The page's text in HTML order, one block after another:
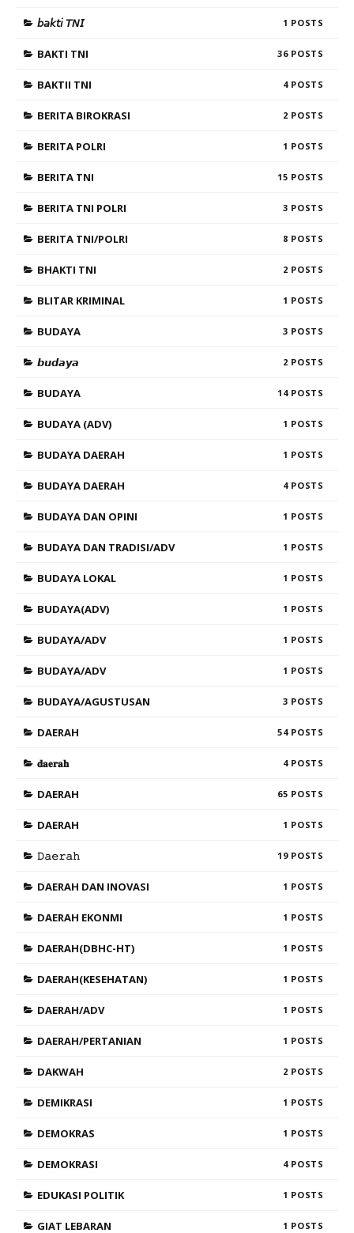
𝘣𝘢𝘬𝘵𝘪 𝘛𝘕𝘐 1
BAKTI TNI 36
BAKTII TNI 4
BERITA BIROKRASI 2
BERITA POLRI 1
BERITA TNI 15
BERITA TNI POLRI 3
BERITA TNI/POLRI 8
BHAKTI TNI 2
BLITAR KRIMINAL 1
BUDAYA 3
𝙗𝙪𝙙𝙖𝙮𝙖 2
BUDAYA 14
BUDAYA (ADV) 1
BUDAYA DAERAH 1
BUDAYA DAERAH 4
BUDAYA DAN OPINI 1
BUDAYA DAN TRADISI/ADV 1
BUDAYA LOKAL 1
BUDAYA(ADV) 1
BUDAYA/ADV 1
BUDAYA/ADV 1
BUDAYA/AGUSTUSAN 3
DAERAH 54
𝐝𝐚𝐞𝐫𝐚𝐡 4
DAERAH 65
DAERAH 1
𝙳𝚊𝚎𝚛𝚊𝚑 19
DAERAH DAN INOVASI 1
DAERAH EKONMI 1
DAERAH(DBHC-HT) 1
DAERAH(KESEHATAN) 1
DAERAH/ADV 1
DAERAH/PERTANIAN 1
DAKWAH 2
DEMIKRASI 1
DEMOKRAS 1
DEMOKRASI 4
EDUKASI POLITIK 1
GIAT LEBARAN 1